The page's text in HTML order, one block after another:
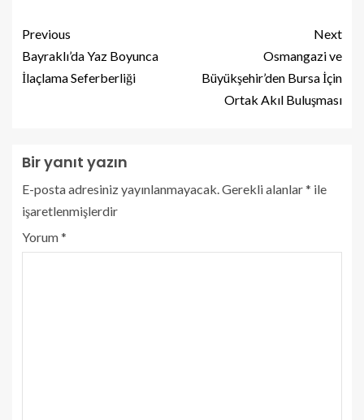
Previous
Bayraklı’da Yaz Boyunca
İlaçlama Seferberliği
Next
Osmangazi ve
Büyükşehir’den Bursa İçin
Ortak Akıl Buluşması
Bir yanıt yazın
E-posta adresiniz yayınlanmayacak. Gerekli alanlar* ile
işaretlenmişlerdir
Yorum*